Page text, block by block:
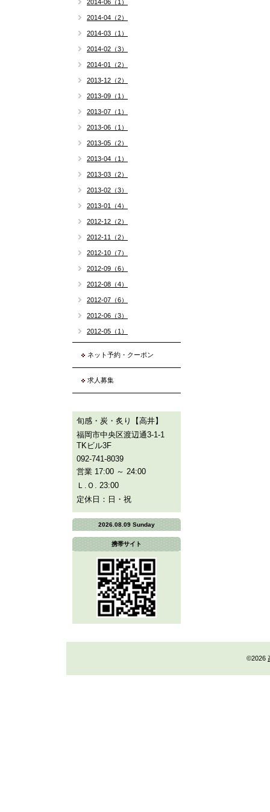
2014-06（1）
2014-04（2）
2014-03（1）
2014-02（3）
2014-01（2）
2013-12（2）
2013-09（1）
2013-07（1）
2013-06（1）
2013-05（2）
2013-04（1）
2013-03（2）
2013-02（3）
2013-01（4）
2012-12（2）
2012-11（2）
2012-10（7）
2012-09（6）
2012-08（4）
2012-07（6）
2012-06（3）
2012-05（1）
ネット予約・クーポン
求人募集
旬感・炭・炙り【高井】
福岡市中央区渡辺通3-1-1
TKビル3F
092-741-8039
営業 17:00 ～ 24:00
Ｌ.Ｏ. 23:00
定休日：日・祝
2026.08.09 Sunday
携帯サイト
©2026